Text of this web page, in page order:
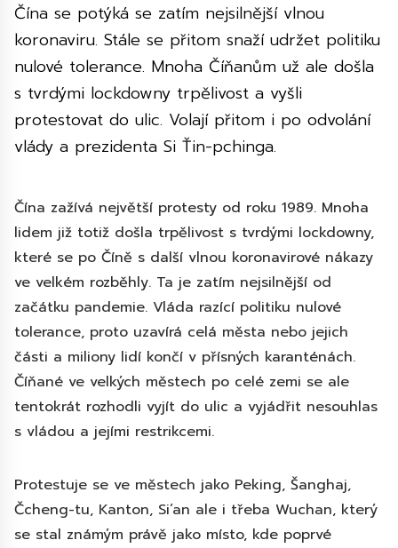
Čína se potýká se zatím nejsilnější vlnou
koronaviru. Stále se přitom snaží udržet politiku
nulové tolerance. Mnoha Číňanům už ale došla
s tvrdými lockdowny trpělivost a vyšli
protestovat do ulic. Volají přitom i po odvolání
vlády a prezidenta Si Ťin-pchinga.
Čína zažívá největší protesty od roku 1989. Mnoha
lidem již totiž došla trpělivost s tvrdými lockdowny,
které se po Číně s další vlnou koronavirové nákazy
ve velkém rozběhly. Ta je zatím nejsilnější od
začátku pandemie. Vláda razící politiku nulové
tolerance, proto uzavírá celá města nebo jejich
části a miliony lidí končí v přísných karanténách.
Číňané ve velkých městech po celé zemi se ale
tentokrát rozhodli vyjít do ulic a vyjádřit nesouhlas
s vládou a jejími restrikcemi.
Protestuje se ve městech jako Peking, Šanghaj,
Čcheng-tu, Kanton, Si’an ale i třeba Wuchan, který
se stal známým právě jako místo, kde poprvé